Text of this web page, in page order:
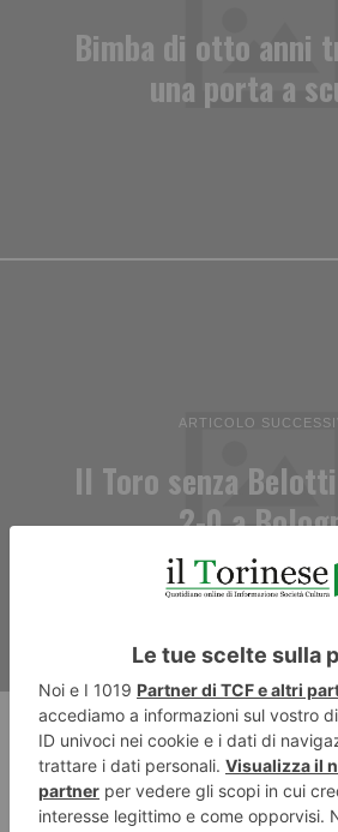
Bimba di otto anni
una porta a
ARTICOLO
Il Toro senza
2-0 a
RECENTI: